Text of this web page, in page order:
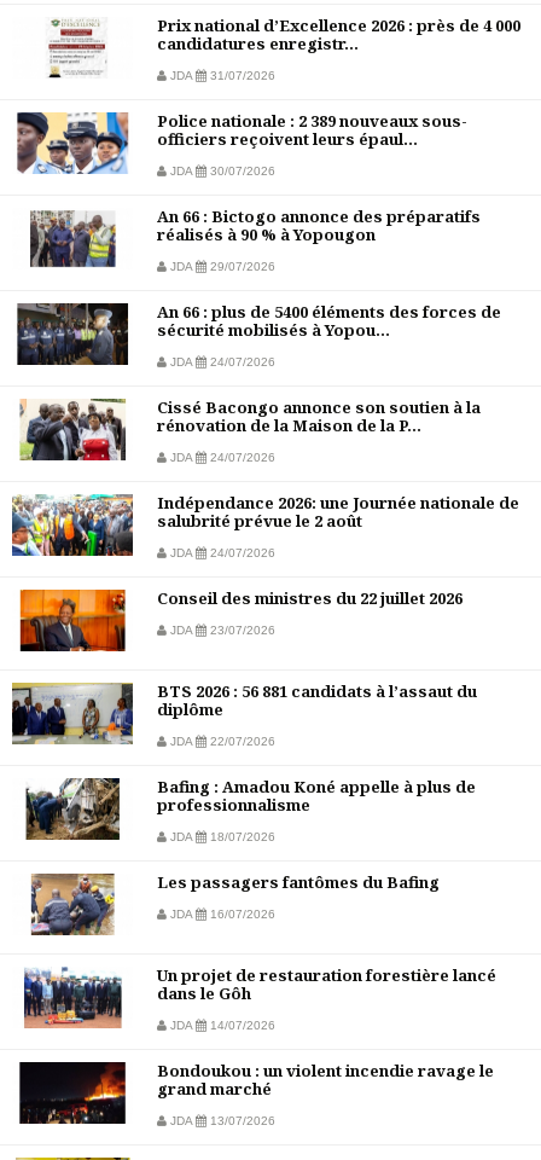
Prix national d’Excellence 2026 : près de 4 000
candidatures enregistr...
JDA 31/07/2026
Police nationale : 2 389 nouveaux sous-
officiers reçoivent leurs épaul...
JDA 30/07/2026
An 66 : Bictogo annonce des préparatifs
réalisés à 90 % à Yopougon
JDA 29/07/2026
An 66 : plus de 5400 éléments des forces de
sécurité mobilisés à Yopou...
JDA 24/07/2026
Cissé Bacongo annonce son soutien à la
rénovation de la Maison de la P...
JDA 24/07/2026
Indépendance 2026: une Journée nationale de
salubrité prévue le 2 août
JDA 24/07/2026
Conseil des ministres du 22 juillet 2026
JDA 23/07/2026
BTS 2026 : 56 881 candidats à l’assaut du
diplôme
JDA 22/07/2026
Bafing : Amadou Koné appelle à plus de
professionnalisme
JDA 18/07/2026
Les passagers fantômes du Bafing
JDA 16/07/2026
Un projet de restauration forestière lancé
dans le Gôh
JDA 14/07/2026
Bondoukou : un violent incendie ravage le
grand marché
JDA 13/07/2026